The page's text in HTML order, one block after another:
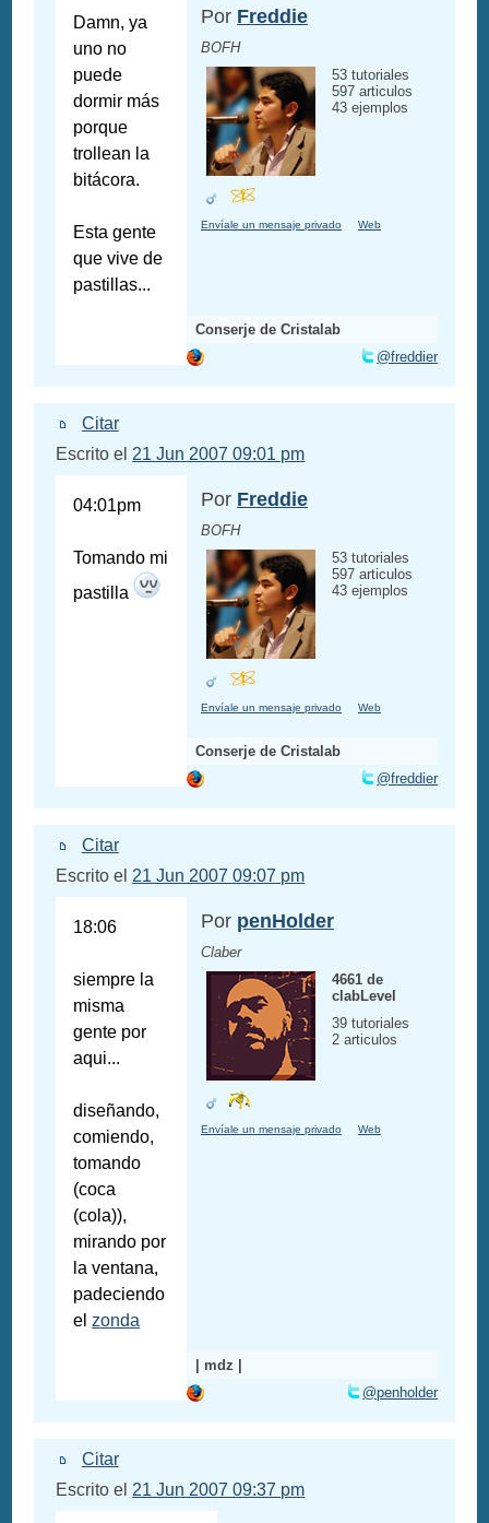
Damn, ya
uno no
puede
dormir más
porque
trollean la
bitácora.
Esta gente
que vive de
pastillas...
Por Freddie
BOFH
53 tutoriales
597 articulos
43 ejemplos
Envíale un mensaje privado Web
Conserje de Cristalab
@freddier
Citar
Escrito el 21 Jun 2007 09:01 pm
04:01pm
Tomando mi
pastilla
Por Freddie
BOFH
53 tutoriales
597 articulos
43 ejemplos
Envíale un mensaje privado Web
Conserje de Cristalab
@freddier
Citar
Escrito el 21 Jun 2007 09:07 pm
18:06
siempre la
misma
gente por
aqui...
diseñando,
comiendo,
tomando
(coca
(cola)),
mirando por
la ventana,
padeciendo
elzonda
Por penHolder
Claber
4661 de
clabLevel
39 tutoriales
2 articulos
Envíale un mensaje privado Web
| mdz |
@penholder
Citar
Escrito el 21 Jun 2007 09:37 pm